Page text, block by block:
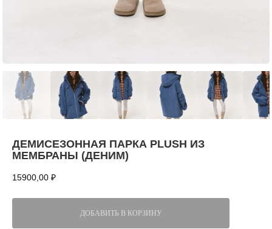
ДЕМИСЕЗОННАЯ ПАРКА PLUSH ИЗ
МЕМБРАНЫ (ДЕНИМ)
15900,00 ₽
ДОБАВИТЬ В КОРЗИНУ